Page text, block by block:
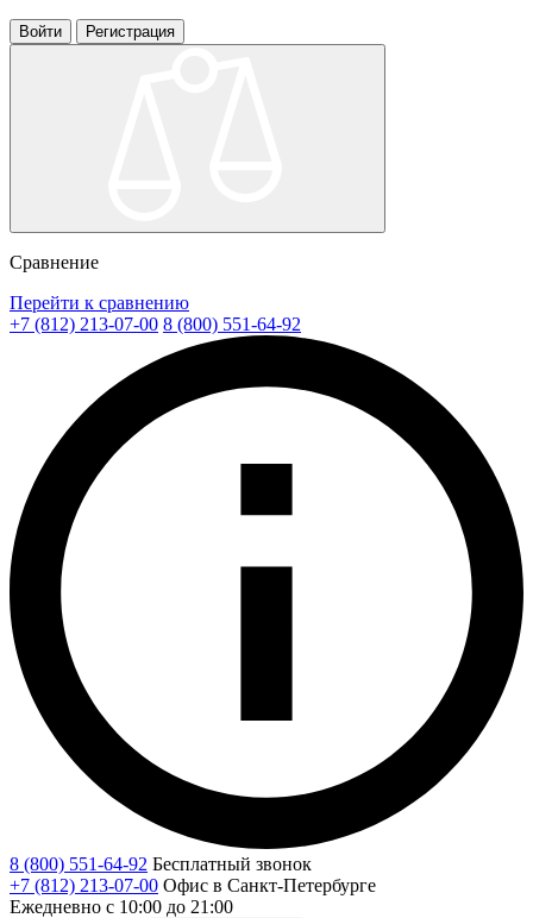
Войти Регистрация
Сравнение
Перейти к сравнению
+7 (812) 213-07-00 8 (800) 551-64-92
8 (800) 551-64-92 Бесплатный звонок
+7 (812) 213-07-00 Офис в Санкт-Петербурге
Ежедневно с 10:00 до 21:00